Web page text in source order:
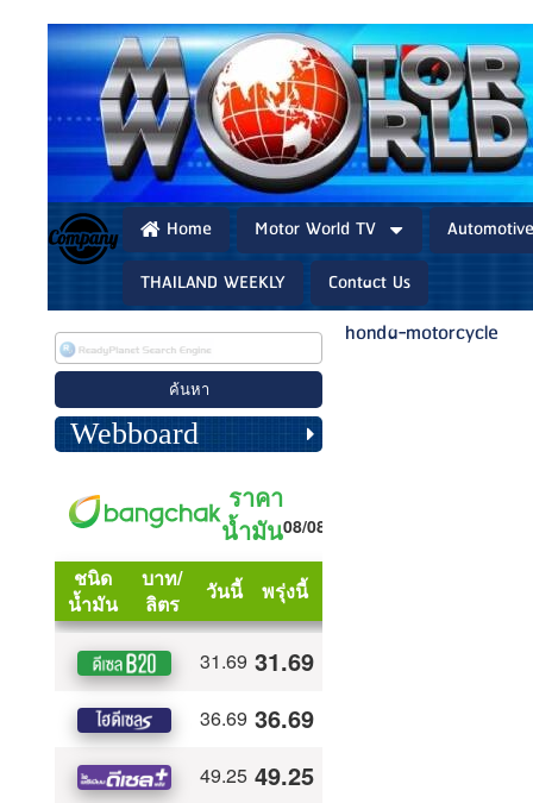
Home Motor World TV
THAILAND WEEKLY
Contact Us
Webboard
honda-motorcycle